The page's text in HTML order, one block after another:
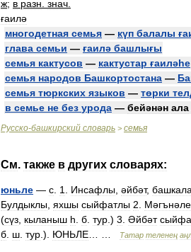
ж; в разн знач
ғаилә
многодетная семья — күп балалы
глава семьи — ғаилә башлығы
семья кактусов — кактустар ғаиләһе
семья народов Башкортостана —
семья тюркских языков — төрки
в семье не без урода — бейәнән ала
Русско-башкирский словарь > семья
См. также в других словарях:
юньле — с 1 Инсафлы әйбәт,
Булдыклы яхшы сыйфатлы 2 Мәгънәле
(сүз кыланыш һ б тур .) 3 Әйбәт
б ш тур .). ЮНЬЛЕ Татар теленең